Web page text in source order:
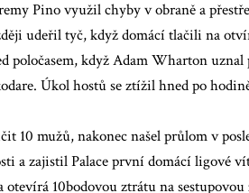
Pino využil chyby v obraně a
udeřil tyč, když domácí tlačili na
poločasem, když Adam Wharton uznal
Úkol hostů se ztížil hned po
10 mužů, nakonec našel průlom v
a zajistil Palace první domácí ligové
otevírá 10bodovou ztrátu na